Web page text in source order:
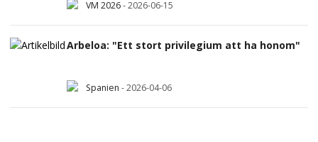
VM 2026-2026-06-15
Arbeloa: "Ett stort privilegium att ha honom"
Spanien -2026-04-06